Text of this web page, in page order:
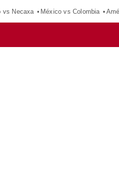
vs Necaxa México vs Colombia